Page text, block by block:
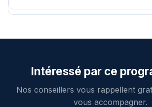
Intéressé par ce
Nos conseillers vous rappellent
vous accompagner.